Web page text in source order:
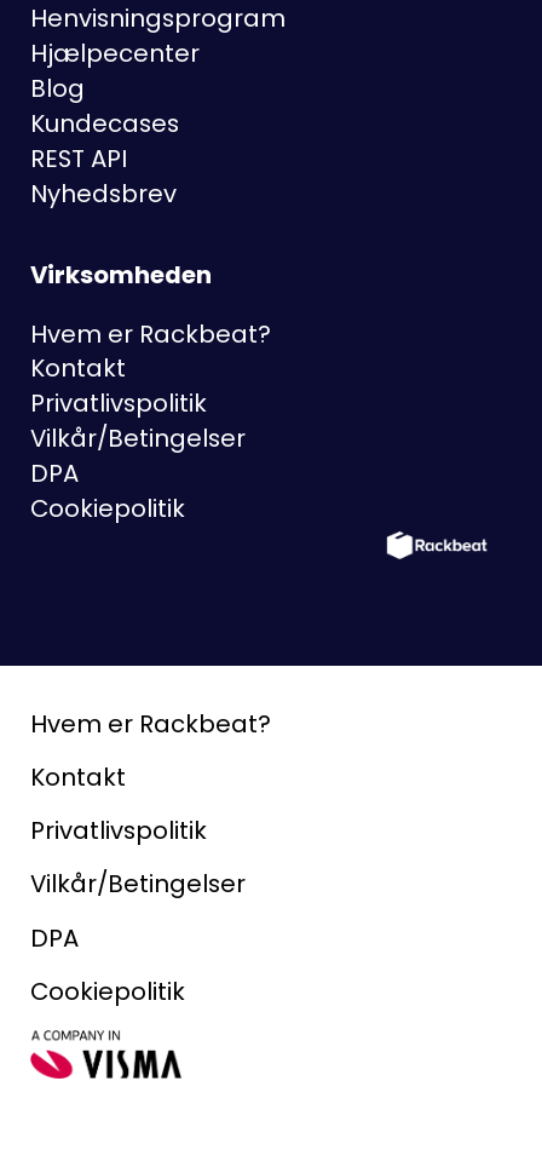
Henvisningsprogram
Hjælpecenter
Blog
Kundecases
REST API
Nyhedsbrev
Virksomheden
Hvem er Rackbeat?
Kontakt
Privatlivspolitik
Vilkår/Betingelser
DPA
Cookiepolitik
Hvem er Rackbeat?
Kontakt
Privatlivspolitik
Vilkår/Betingelser
DPA
Cookiepolitik